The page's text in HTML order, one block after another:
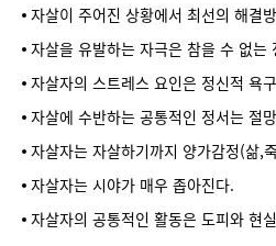
자살이 주어진 상황에서 최선의 해결
자살을 유발하는 자극은 참을 수 없는
자살자의 스트레스 요인은 정신적 욕
자살에 수반하는 공통적인 정서는 절
자살자는 자살하기까지 양가감정(삶,
자살자는 시야가 매우 좁아진다.
자살자의 공통적인 활동은 도피와 현